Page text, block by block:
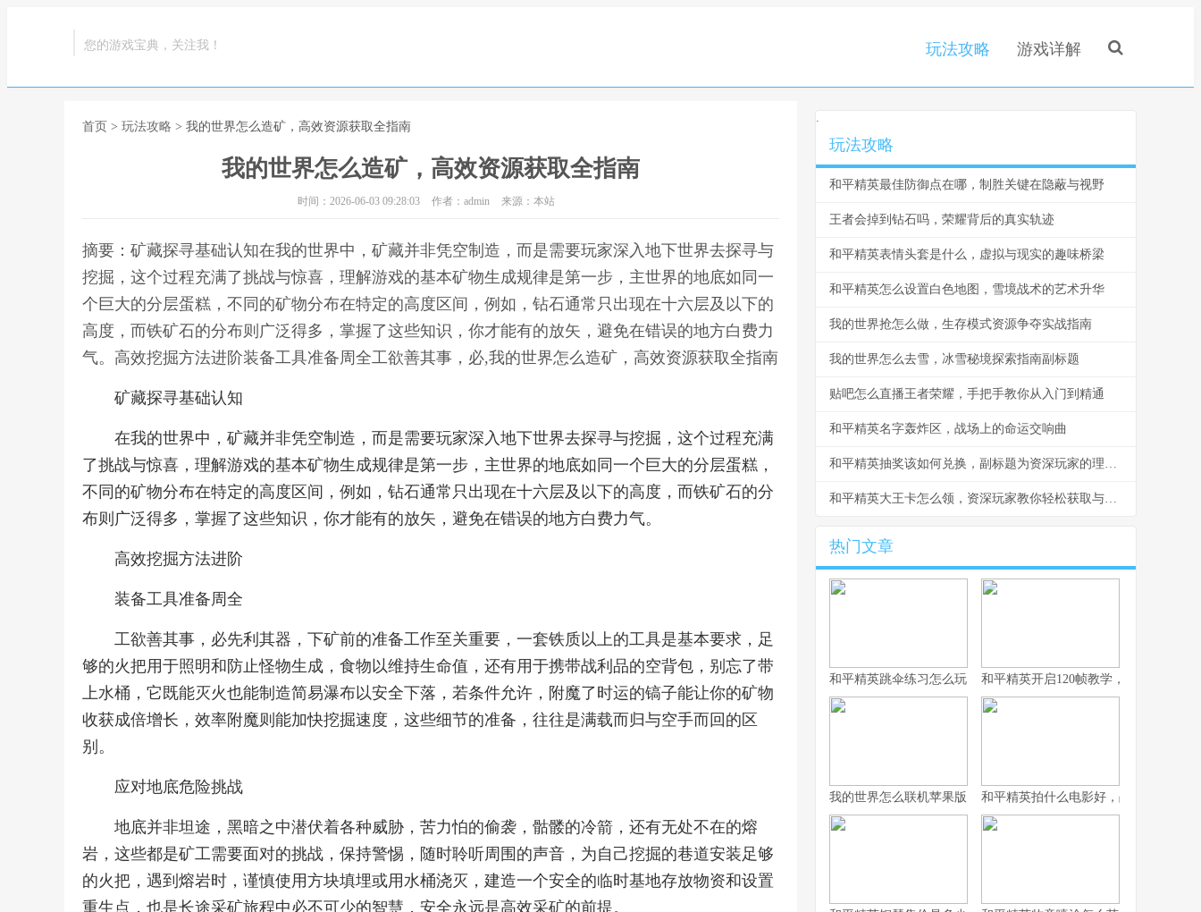
您的游戏宝典，关注我！ 玩法攻略 游戏详解
首页 > 玩法攻略 > 我的世界怎么造矿，高效资源获取全指南
我的世界怎么造矿，高效资源获取全指南
时间：2026-06-03 09:28:03 作者：admin 来源：本站
摘要：矿藏探寻基础认知在我的世界中，矿藏并非凭空制造，而是需要玩家深入地下世界去探寻与
挖掘，这个过程充满了挑战与惊喜，理解游戏的基本矿物生成规律是第一步，主世界的地底如同一
个巨大的分层蛋糕，不同的矿物分布在特定的高度区间，例如，钻石通常只出现在十六层及以下的
高度，而铁矿石的分布则广泛得多，掌握了这些知识，你才能有的放矢，避免在错误的地方白费力
气。高效挖掘方法进阶装备工具准备周全工欲善其事，必,我的世界怎么造矿，高效资源获取全指南
矿藏探寻基础认知
在我的世界中，矿藏并非凭空制造，而是需要玩家深入地下世界去探寻与挖掘，这个过程充满
了挑战与惊喜，理解游戏的基本矿物生成规律是第一步，主世界的地底如同一个巨大的分层蛋糕，
不同的矿物分布在特定的高度区间，例如，钻石通常只出现在十六层及以下的高度，而铁矿石的分
布则广泛得多，掌握了这些知识，你才能有的放矢，避免在错误的地方白费力气。
高效挖掘方法进阶
装备工具准备周全
工欲善其事，必先利其器，下矿前的准备工作至关重要，一套铁质以上的工具是基本要求，足
够的火把用于照明和防止怪物生成，食物以维持生命值，还有用于携带战利品的空背包，别忘了带
上水桶，它既能灭火也能制造简易瀑布以安全下落，若条件允许，附魔了时运的镐子能让你的矿物
收获成倍增长，效率附魔则能加快挖掘速度，这些细节的准备，往往是满载而归与空手而回的区
别。
应对地底危险挑战
地底并非坦途，黑暗之中潜伏着各种威胁，苦力怕的偷袭，骷髅的冷箭，还有无处不在的熔
岩，这些都是矿工需要面对的挑战，保持警惕，随时聆听周围的声音，为自己挖掘的巷道安装足够
的火把，遇到熔岩时，谨慎使用方块填埋或用水桶浇灭，建造一个安全的临时基地存放物资和设置
重生点，也是长途采矿旅程中必不可少的智慧，安全永远是高效采矿的前提。
.
玩法攻略
和平精英最佳防御点在哪，制胜关键在隐蔽与视野
王者会掉到钻石吗，荣耀背后的真实轨迹
和平精英表情头套是什么，虚拟与现实的趣味桥梁
和平精英怎么设置白色地图，雪境战术的艺术升华
我的世界抢怎么做，生存模式资源争夺实战指南
我的世界怎么去雪，冰雪秘境探索指南副标题
贴吧怎么直播王者荣耀，手把手教你从入门到精通
和平精英名字轰炸区，战场上的命运交响曲
和平精英抽奖该如何兑换，副标题为资深玩家的理性抉择指南
和平精英大王卡怎么领，资深玩家教你轻松获取与高效使用
热门文章
和平精英跳伞练习怎么玩，副标题为从新手到高手的精准降落之道
和平精英开启120帧教学，畅享极致流
我的世界怎么联机苹果版，资深玩家的联机指南与心得
和平精英拍什么电影好，战术竞技银幕